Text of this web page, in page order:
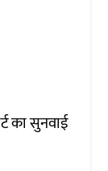
का सुनवाई